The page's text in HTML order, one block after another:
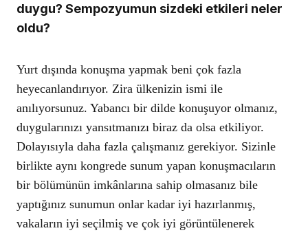
duygu? Sempozyumun sizdeki etkileri neler
oldu?
Yurt dışında konuşma yapmak beni çok fazla
heyecanlandırıyor. Zira ülkenizin ismi ile
anılıyorsunuz. Yabancı bir dilde konuşuyor olmanız,
duygularınızı yansıtmanızı biraz da olsa etkiliyor.
Dolayısıyla daha fazla çalışmanız gerekiyor. Sizinle
birlikte aynı kongrede sunum yapan konuşmacıların
bir bölümünün imkânlarına sahip olmasanız bile
yaptığınız sunumun onlar kadar iyi hazırlanmış,
vakaların iyi seçilmiş ve çok iyi görüntülenerek